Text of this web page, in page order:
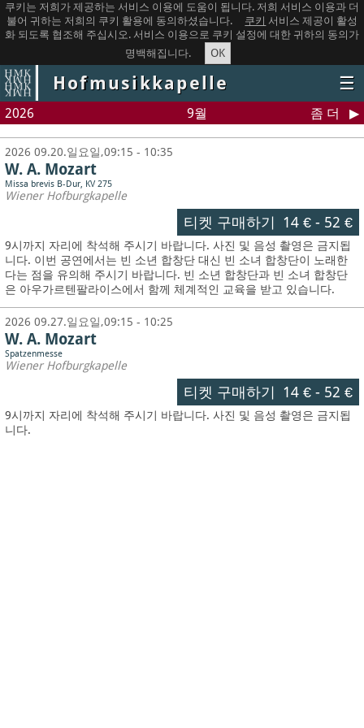
쿠키는 저희가 제공하는 서비스 이용에 도움이 됩니다. 저희 서비스 이용과 더
불어 귀하는 저희의 쿠키 활용에 동의하셨습니다.
쿠키 서비스 제공이 활성
화 되도록 협조해 주십시오. 서비스 이용으로 쿠키 설정에 대한 귀하의 동의가
명백해집니다.
OK
Hofmusikkapelle ☰
2026 9월 좀 더
2026 09.20.일요일,09:15 - 10:35
W. A. Mozart
Missa brevis B-Dur, KV 275
Wiener Hofburgkapelle
티켓 구매하기 14 €- 52 €
9시까지 자리에 착석해 주시기 바랍니다. 사진 및 음성 촬영은 금지됩
니다. 이번 공연에서는 빈 소년 합창단 대신 빈 소녀 합창단이 노래한
다는 점을 유의해 주시기 바랍니다. 빈 소년 합창단과 빈 소녀 합창단
은 아우가르텐팔라이스에서 함께 체계적인 교육을 받고 있습니다.
2026 09.27.일요일,09:15 - 10:25
W. A. Mozart
Spatzenmesse
Wiener Hofburgkapelle
티켓 구매하기 14 €- 52 €
9시까지 자리에 착석해 주시기 바랍니다. 사진 및 음성 촬영은 금지됩
니다.